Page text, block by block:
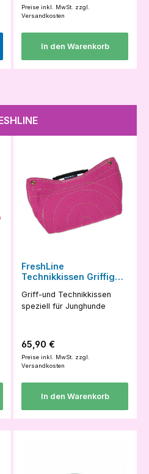
Preise inkl. MwSt. zzgl.
Versandkosten
In den Warenkorb
FreshLine
Technikkissen Griffig
Griff-und Technikkissen
speziell für Junghunde
Regulärer Preis:
65,90 €
Preise inkl. MwSt. zzgl.
Versandkosten
In den Warenkorb